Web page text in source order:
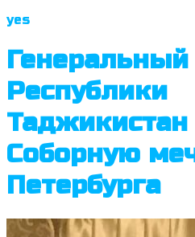
yes
Генеральный
Республики
Таджикистан
Соборную
Петербурга